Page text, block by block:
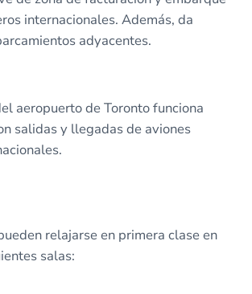
internacionales. Además, da
adyacentes.
aeropuerto de Toronto funciona
salidas y llegadas de aviones
relajarse en primera clase en
salas: